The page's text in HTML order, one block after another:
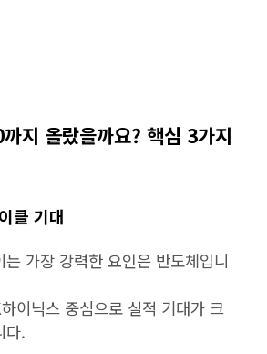
지 올랐을까요? 핵심 3가지
클 기대
가장 강력한 요인은 반도체입니
이닉스 중심으로 실적 기대가 크
다.